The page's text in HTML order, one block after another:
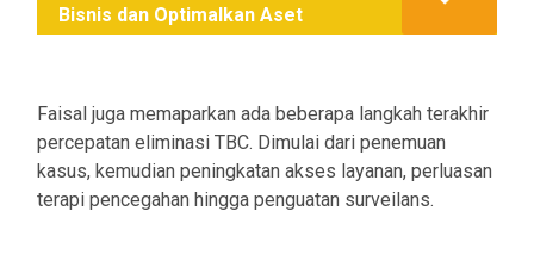
Bisnis dan Optimalkan Aset
Faisal juga memaparkan ada beberapa langkah terakhir
percepatan eliminasi TBC. Dimulai dari penemuan
kasus, kemudian peningkatan akses layanan, perluasan
terapi pencegahan hingga penguatan surveilans.